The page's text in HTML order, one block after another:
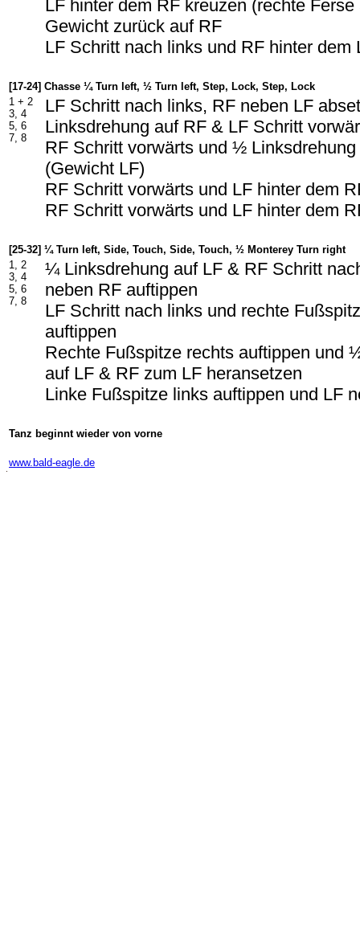
LF hinter dem RF kreuzen (rechte
Gewicht zurück auf RF
LF Schritt nach links und RF hinter
[17-24] Chasse ¼ Turn left, ½ Turn left, Step, Lock, Step, Lock
1 + 2
3, 4
5, 6
7, 8
LF Schritt nach links, RF neben LF
Linksdrehung auf RF & LF Schritt
RF Schritt vorwärts und ½
(Gewicht LF)
RF Schritt vorwärts und LF hinter dem
RF Schritt vorwärts und LF hinter dem
[25-32] ¼ Turn left, Side, Touch, Side, Touch, ½ Monterey Turn right
1, 2
3, 4
5, 6
7, 8
¼ Linksdrehung auf LF & RF Schritt
neben RF auftippen
LF Schritt nach links und rechte
auftippen
Rechte Fußspitze rechts auftippen und
auf LF & RF zum LF heransetzen
Linke Fußspitze links auftippen und LF
Tanz beginnt wieder von vorne
www.bald-eagle.de